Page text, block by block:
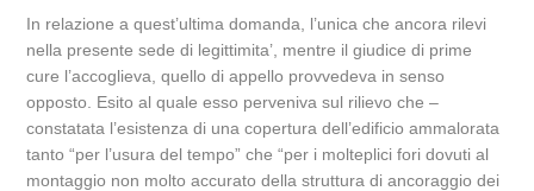
In relazione a quest’ultima domanda, l’unica che ancora rilevi
nella presente sede di legittimita’, mentre il giudice di prime
cure l’accoglieva, quello di appello provvedeva in senso
opposto. Esito al quale esso perveniva sul rilievo che –
constatata l’esistenza di una copertura dell’edificio ammalorata
tanto “per l’usura del tempo” che “per i molteplici fori dovuti al
montaggio non molto accurato della struttura di ancoraggio dei